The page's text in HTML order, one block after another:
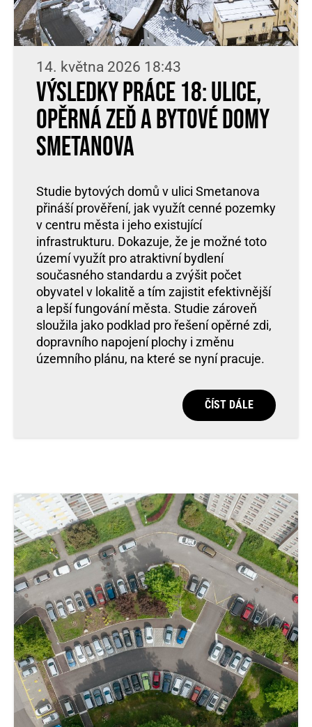
14. května 2026 18:43
Výsledky práce 18: ulice,
opěrná zeď a bytové domy
Smetanova
Studie bytových domů v ulici Smetanova
přináší prověření, jak využít cenné pozemky
v centru města i jeho existující
infrastrukturu. Dokazuje, že je možné toto
území využít pro atraktivní bydlení
současného standardu a zvýšit počet
obyvatel v lokalitě a tím zajistit efektivnější
a lepší fungování města. Studie zároveň
sloužila jako podklad pro řešení opěrné zdi,
dopravního napojení plochy i změnu
územního plánu, na které se nyní pracuje.
ČÍST DÁLE